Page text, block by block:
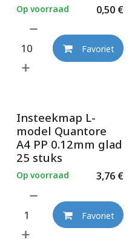
0,50€
Op voorraad
Favoriet
Insteekmap L-
model Quantore
A4 PP 0.12mm glad
25 stuks
3,76€
Op voorraad
Favoriet